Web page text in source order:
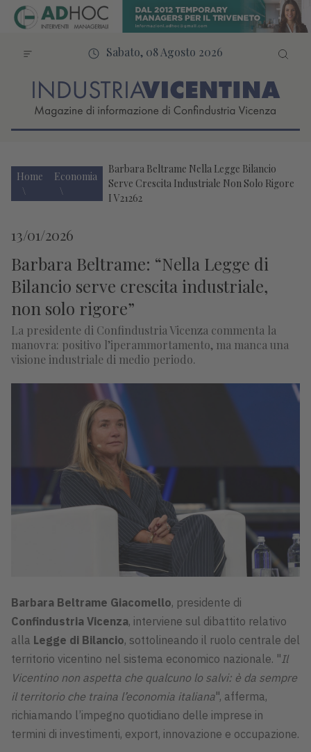
Sabato, 08 Agosto 2026
Home Economia
Barbara Beltrame Nella Legge Bilancio
Serve Crescita Industriale Non Solo Rigore
I V21262
13/01/2026
Barbara Beltrame: “Nella Legge di
Bilancio serve crescita industriale,
non solo rigore”
La presidente di Confindustria Vicenza commenta la
manovra: positivo l’iperammortamento, ma manca una
visione industriale di medio periodo.
Barbara Beltrame Giacomello, presidente di
Confindustria Vicenza, interviene sul dibattito relativo
alla Legge di Bilancio, sottolineando il ruolo centrale del
territorio vicentino nel sistema economico nazionale. " Il
Vicentino non aspetta che qualcuno lo salvi: è da sempre
il territorio che traina l’economia italiana", afferma,
richiamando l’impegno quotidiano delle imprese in
termini di investimenti, export, innovazione e occupazione.